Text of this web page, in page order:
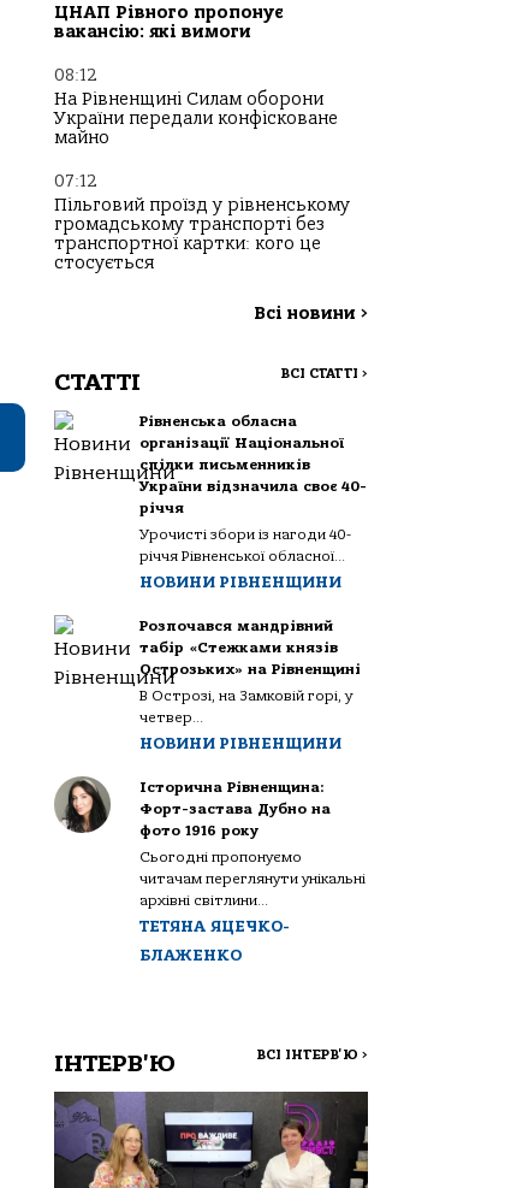
ЦНАП Рівного пропонує
вакансію: які вимоги
08:12
На Рівненщині Силам оборони
України передали конфісковане
майно
07:12
Пільговий проїзд у рівненському
громадському транспорті без
транспортної картки: кого це
стосується
Всі новини >
СТАТТІ ВСІ СТАТТІ >
Рівненська обласна
організації Національної
спілки письменників
України відзначила своє 40-
річчя
Урочисті збори із нагоди 40-
річчя Рівненської обласної...
НОВИНИ РІВНЕНЩИНИ
Розпочався мандрівний
табір «Стежками князів
Острозьких» на Рівненщині
В Острозі, на Замковій горі, у
четвер...
НОВИНИ РІВНЕНЩИНИ
Історична Рівненщина:
Форт-застава Дубно на
фото 1916 року
Сьогодні пропонуємо
читачам переглянути унікальні
архівні світлини...
ТЕТЯНА ЯЦЕЧКО-
БЛАЖЕНКО
ІНТЕРВ'Ю ВСІ ІНТЕРВ'Ю >